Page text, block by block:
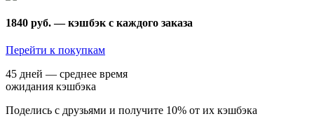
1840 руб.— кэшбэк с каждого заказа
Перейти к покупкам
45 дней — среднее время
ожидания кэшбэка
Поделись с друзьями и получите 10% от их кэшбэка